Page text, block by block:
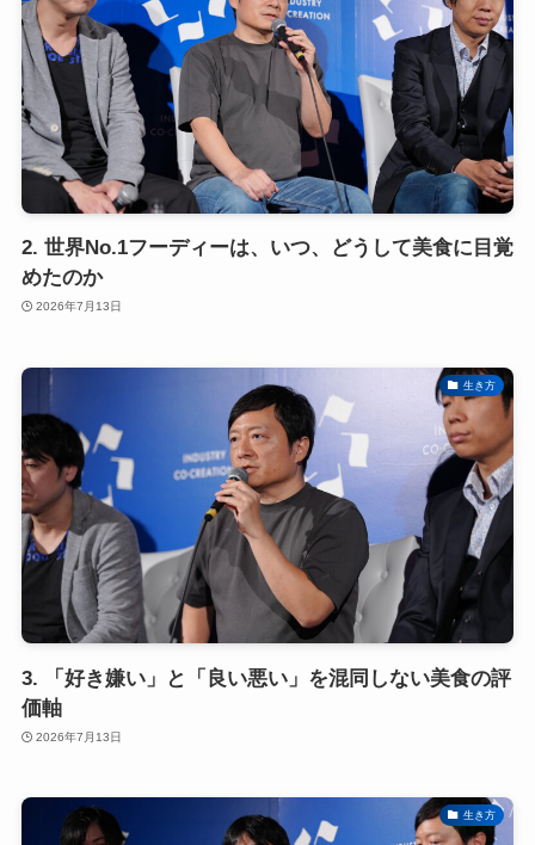
2. 世界No.1フーディーは、いつ、どうして美食に目覚
めたのか
2026年7月13日
生き方
3. 「好き嫌い」と「良い悪い」を混同しない美食の評
価軸
2026年7月13日
生き方